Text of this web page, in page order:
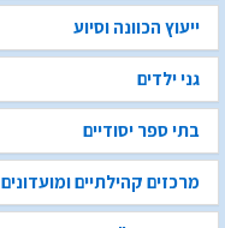
ייעוץ הכוונה וסיוע
גני ילדים
בתי ספר יסודיים
מרכזים קהילתיים ומועדונים